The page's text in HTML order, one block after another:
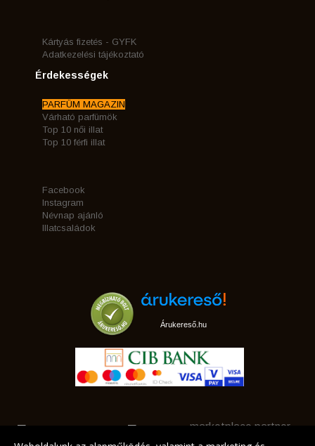
Kártyás fizetés - GYFK
Adatkezelési tájékoztató
Érdekességek
PARFÜM MAGAZIN
Várható parfümök
Top 10 női illat
Top 10 férfi illat
Facebook
Instagram
Névnap ajánló
Illatcsaládok
Árukereső.hu
marketplace partner